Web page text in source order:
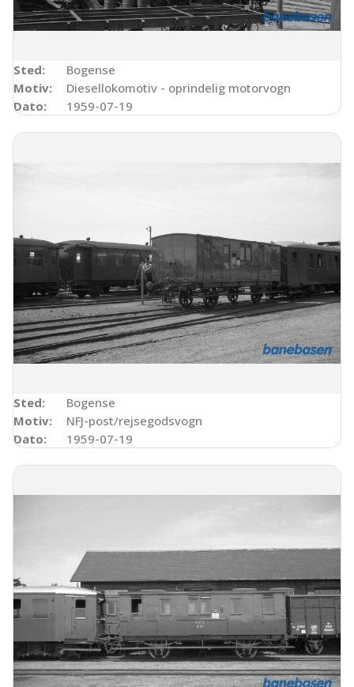
Sted:
Bogense
Motiv:
Diesellokomotiv - oprindelig motorvogn
Dato:
1959-07-19
Sted:
Bogense
Motiv:
NFJ-post/rejsegodsvogn
Dato:
1959-07-19